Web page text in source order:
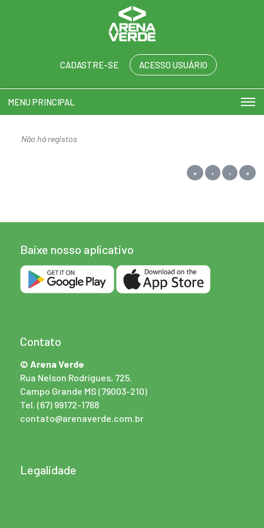
CADASTRE-SE ACESSO USUÁRIO
MENU PRINCIPAL
Não há registos
« ‹ › »
Baixe nosso aplicativo
Contato
© Arena Verde
Rua Nelson Rodrigues, 725.
Campo Grande MS (79003-210)
Tel.(67) 99172-1768
contato@arenaverde.com.br
Legalidade